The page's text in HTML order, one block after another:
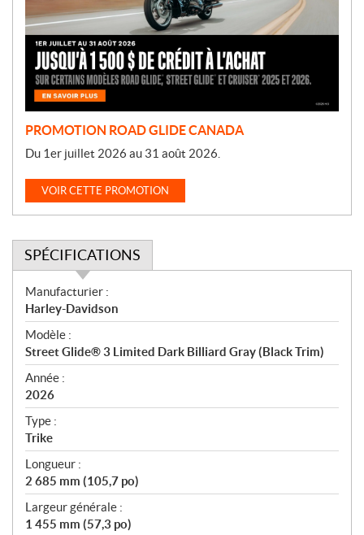
o
t
n
PROMOTION ROAD GLIDE CANADA
Du 1er juillet 2026 au 31 août 2026.
VOIR CETTE PROMOTION
SPÉCIFICATIONS
S
p
é
c
i
f
i
c
a
t
i
o
n
s
Manufacturier :
Harley-Davidson
Modèle :
Street Glide® 3 Limited Dark Billiard Gray (Black Trim)
Année :
2026
Type :
Trike
Longueur :
2 685 mm (105,7 po)
Largeur générale :
1 455 mm (57,3 po)